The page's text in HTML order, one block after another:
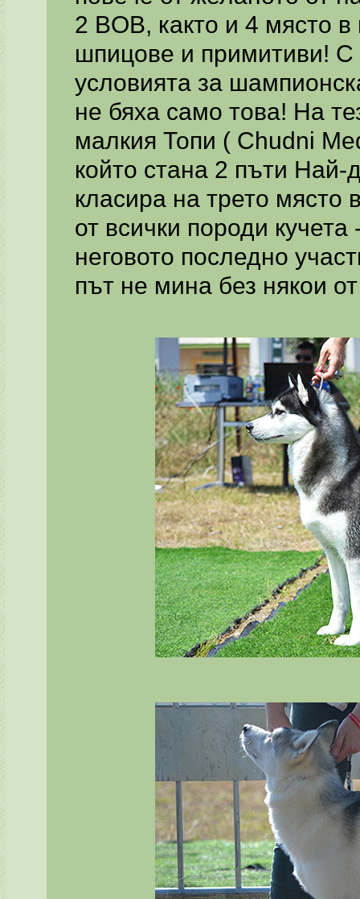
2 BOB, както и 4 място в
шпицове и примитиви! С
условията за
не бяха само това! На
малкия Топи ( Chudni
който стана 2 пъти
класира на трето място
от всички породи
неговото последно
път не мина без някои